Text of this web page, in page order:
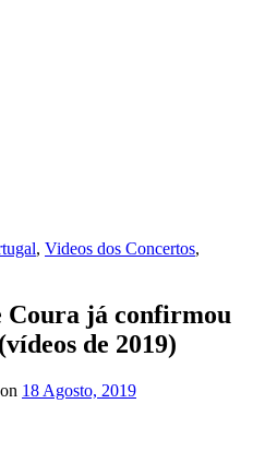
, Videos dos Concertos,
Coura já confirmou
de 2019)
on 18 Agosto, 2019